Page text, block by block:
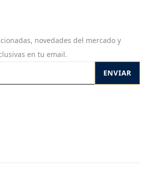
novedades del mercado y
en tu email.
ENVIAR